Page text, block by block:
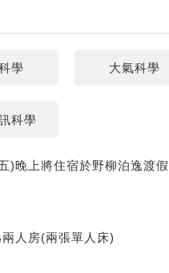
學 大氣科學
科學
)晚上將住宿於野柳泊逸渡假
人房(兩張單人床)